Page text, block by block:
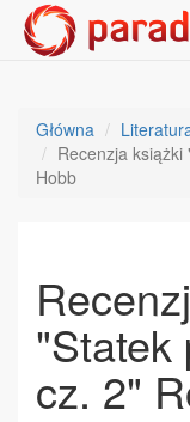
Główna
Recenzja
Hobb
"Statek
cz. 2"